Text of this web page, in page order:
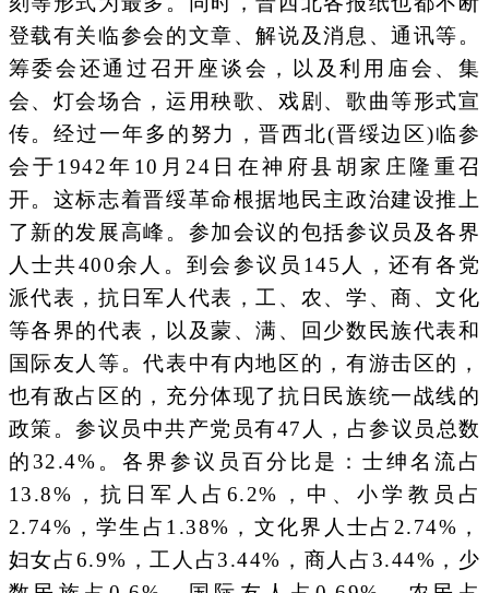
登载有关临参会的文章、解说及消息、通讯等。
筹委会还通过召开座谈会，以及利用庙会、集
会、灯会场合，运用秧歌、戏剧、歌曲等形式宣
传。经过一年多的努力，晋西北(晋绥边区)临参
会于1942年10月24日在神府县胡家庄隆重召
开。这标志着晋绥革命根据地民主政治建设推上
了新的发展高峰。参加会议的包括参议员及各界
人士共400余人。到会参议员145人，还有各党
派代表，抗日军人代表，工、农、学、商、文化
等各界的代表，以及蒙、满、回少数民族代表和
国际友人等。代表中有内地区的，有游击区的，
也有敌占区的，充分体现了抗日民族统一战线的
政策。参议员中共产党员有47人，占参议员总数
的32.4%。各界参议员百分比是：士绅名流占
13.8%，抗日军人占6.2%，中、小学教员占
2.74%，学生占1.38%，文化界人士占2.74%，
妇女占6.9%，工人占3.44%，商人占3.44%，少